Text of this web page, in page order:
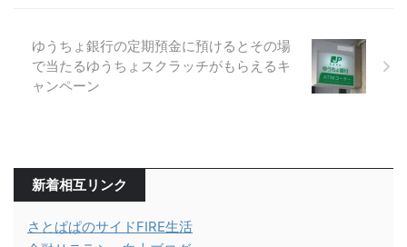
ゆうちょ銀行の定期預金に預けるとその場
で当たるゆうちょスクラッチがもらえるキ
ャンペーン
新着相互リンク
さとぱぱのサイドFIRE生活